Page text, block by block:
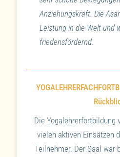
Anziehungskraft. Die
Leistung in die Welt und
friedensfördernd.
Die
vielen aktiven Einsätzen
Teilnehmer. Der Saal war